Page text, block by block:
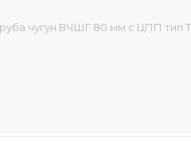
чугун ВЧШГ 80 мм с ЦПП тип